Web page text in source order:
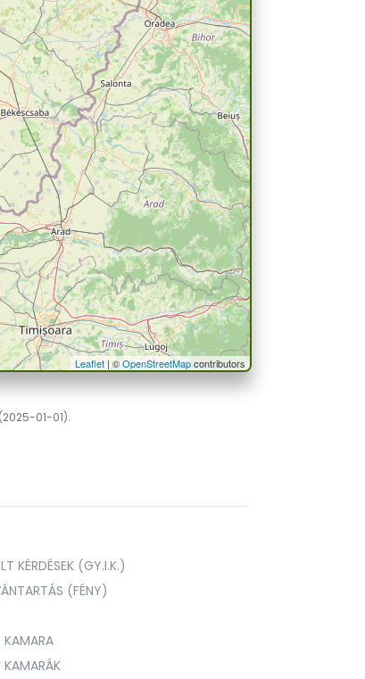
Leaflet | ©OpenStreetMapcontributors
01-01).
KÉRDÉSEK (GY.I.K.)
(FÉNY)
KAMARA
KAMARÁK